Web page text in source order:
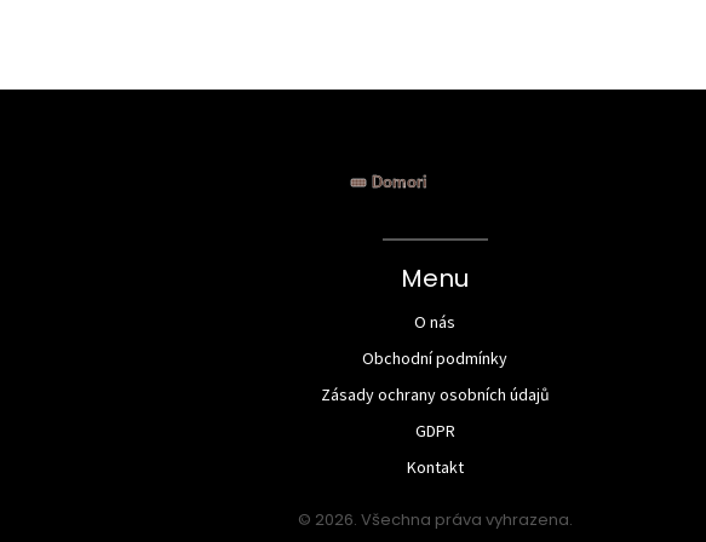
cíle.
Menu
O nás
Obchodní podmínky
Zásady ochrany osobních údajů
GDPR
Kontakt
© 2026. Všechna práva vyhrazena.